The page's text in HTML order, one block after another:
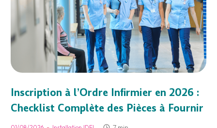
Inscription à l’Ordre Infirmier en 2026 :
Checklist Complète des Pièces à Fournir